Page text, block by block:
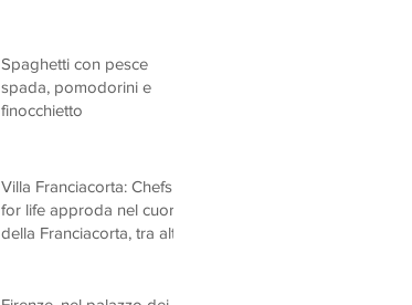
Spaghetti con pesce
spada, pomodorini e
finocchietto
Villa Franciacorta: Chefs
for life approda nel cuore
della Franciacorta, tra alta